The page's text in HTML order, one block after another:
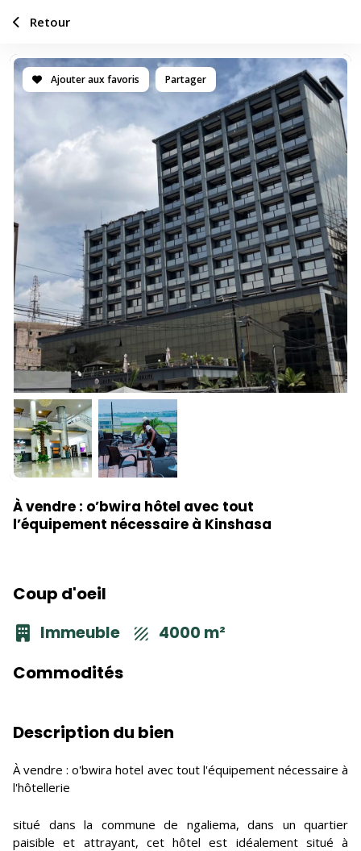
Ajouter aux favoris Partager
À vendre : o’bwira hôtel avec tout
l’équipement nécessaire à Kinshasa
Coup d'oeil
Immeuble 4000 m²
Commodités
Description du bien
À vendre : o'bwira hotel avec tout l'équipement nécessaire à
l'hôtellerie
situé dans la commune de ngaliema, dans un quartier
paisible et attrayant, cet hôtel est idéalement situé à
Retour